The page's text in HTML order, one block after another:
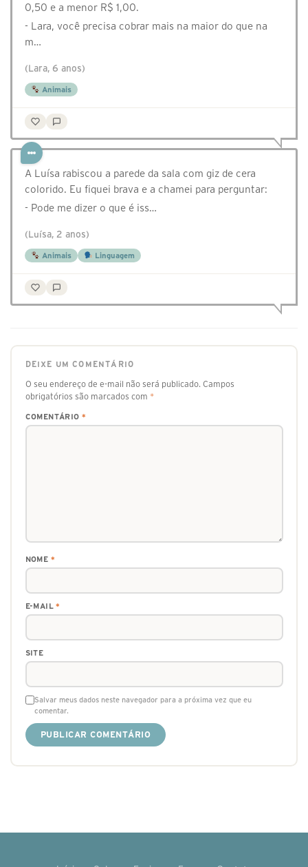
0,50 e a menor R$ 1,00.
- Lara, você precisa cobrar mais na maior do que na
m…
(Lara, 6 anos)
Animais
A Luísa rabiscou a parede da sala com giz de cera
colorido. Eu fiquei brava e a chamei para perguntar:
- Pode me dizer o que é iss…
(Luísa, 2 anos)
Animais Linguagem
DEIXE UM COMENTÁRIO
O seu endereço de e-mail não será publicado. Campos
obrigatórios são marcados com *
COMENTÁRIO *
NOME *
E-MAIL*
SITE
Salvar meus dados neste navegador para a próxima vez que eu
comentar.